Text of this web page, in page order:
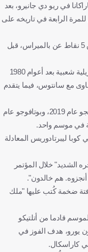
في ريو دي جانيرو، بعد
الرابعة في تاريخه على
ورفع فلامنجو رصيده إلى 78 نقطة متقدما بفارق 5 نقاط عن بالميراس، قبل
وهذا هو اللقب الثامن في تاريخ أكثر الأندية البرازيلية شعبية بعد أعوام 1980
و2019 و2019 و2020، ليتساوى مع سانتوس، فيما يتقدم
وحدها أندية سانتوس عامي 1962 و1963، وفلامنجو عام 2019، وبوتافوجو عام
ناد برازيلي يحرز 4 ألقاب في كوبا ليبرتادوريس المعادلة
الشديد" خلال المؤتمر
هم خالدون".
ضخمة كُتب عليها "ملك
الموسم قادما من أتلتيكو
مقابل مبلغ قياسي بلغ 31.6 مليون يورو، هدف الفوز في